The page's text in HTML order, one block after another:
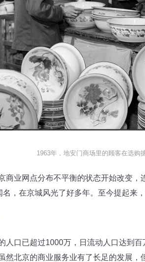
1963年，地安门商场里的顾客在选购
业网点分布不平衡的状态开始改变，
，在京城风光了好多年。至今提起来，
口已超过1000万，日流动人口达到百
然北京的商业服务业有了长足的发展